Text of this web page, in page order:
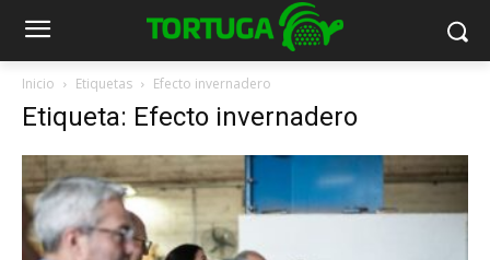
Inicio Etiquetas Efecto invernadero
Etiqueta: Efecto invernadero